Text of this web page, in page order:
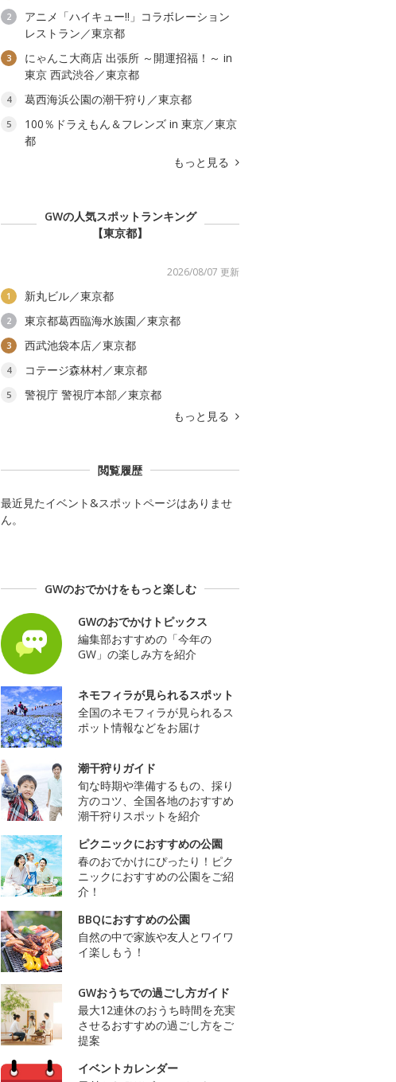
2
アニメ「ハイキュー!!」コラボレーション
レストラン／東京都
3
にゃんこ大商店 出張所 ～開運招福！～ in
東京 西武渋谷／東京都
4 葛西海浜公園の潮干狩り／東京都
5
100％ドラえもん＆フレンズ in 東京／東京
都
もっと見る
GWの人気スポットランキング
【東京都】
2026/08/07 更新
1 新丸ビル／東京都
2 東京都葛西臨海水族園／東京都
3 西武池袋本店／東京都
4 コテージ森林村／東京都
5
警視庁 警視庁本部／東京都
もっと見る
閲覧履歴
最近見たイベント&スポットページはありませ
ん。
GWのおでかけをもっと楽しむ
GWのおでかけトピックス
編集部おすすめの「今年の
GW」の楽しみ方を紹介
ネモフィラが見られるスポット
全国のネモフィラが見られるス
ポット情報などをお届け
潮干狩りガイド
旬な時期や準備するもの、採り
方のコツ、全国各地のおすすめ
潮干狩りスポットを紹介
ピクニックにおすすめの公園
春のおでかけにぴったり！ピク
ニックにおすすめの公園をご紹
介！
BBQにおすすめの公園
自然の中で家族や友人とワイワ
イ楽しもう！
GWおうちでの過ごし方ガイド
最大12連休のおうち時間を充実
させるおすすめの過ごし方をご
提案
イベントカレンダー